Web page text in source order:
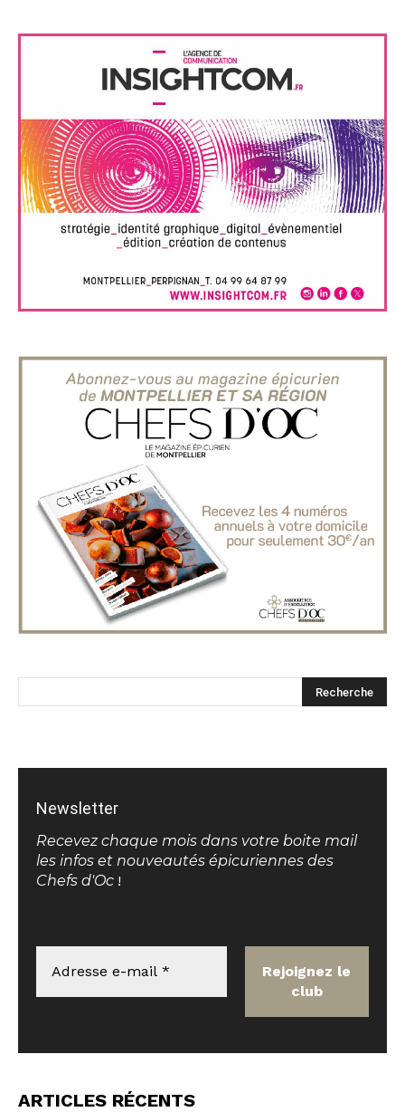
Newsletter
Recevez chaque mois dans votre boite mail
les infos et nouveautés épicuriennes des
Chefs d'Oc !
ARTICLES RÉCENTS